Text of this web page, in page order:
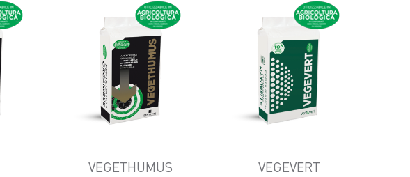
VEGETHUMUS VEGEVERT